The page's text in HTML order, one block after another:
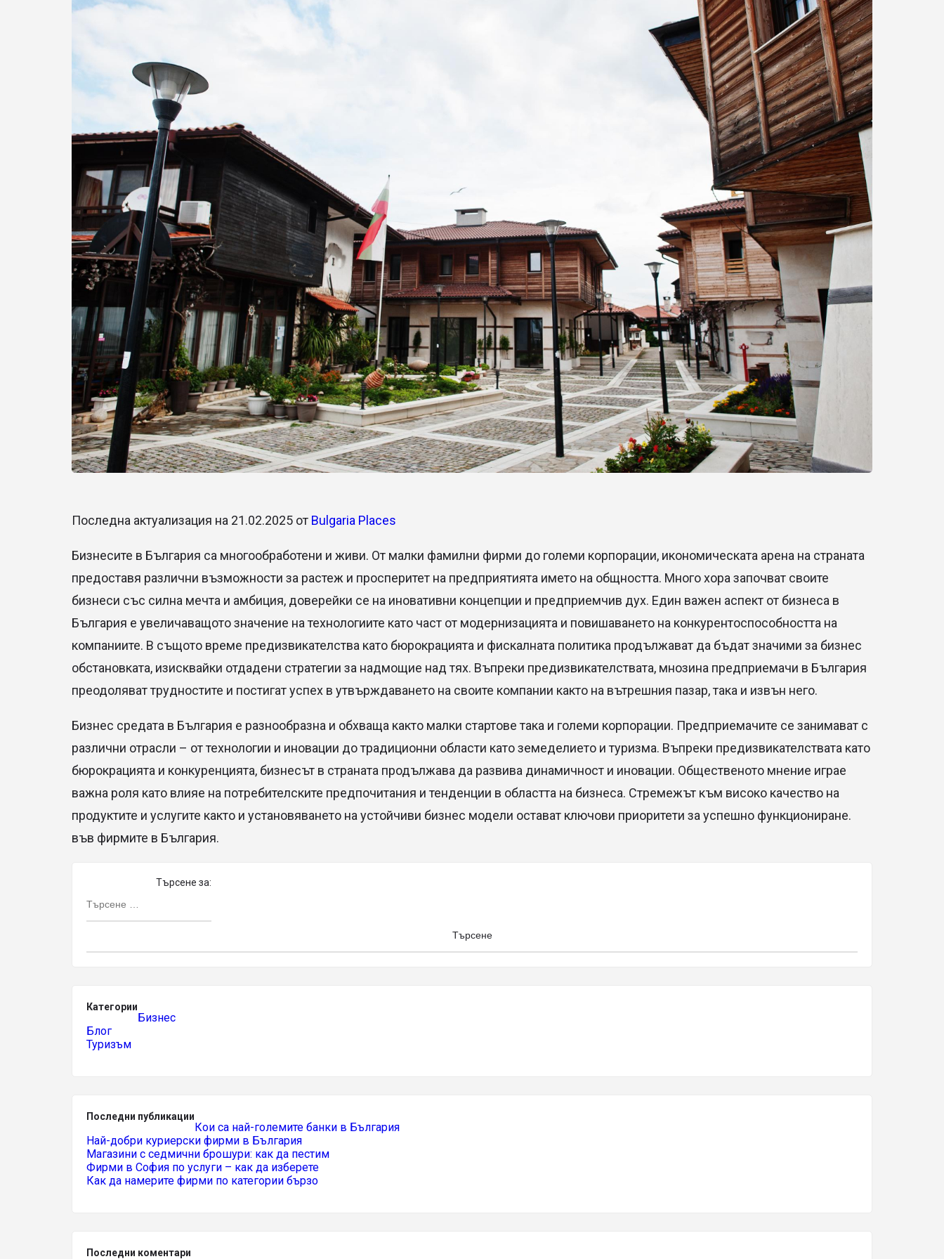
Последна актуализация на 21.02.2025 от Bulgaria Places
Бизнесите в България са многообработени и живи. От малки фамилни фирми до големи корпорации, икономическата арена на страната
предоставя различни възможности за растеж и просперитет на предприятията името на общността. Много хора започват своите
бизнеси със силна мечта и амбиция, доверейки се на иновативни концепции и предприемчив дух. Един важен аспект от бизнеса в
България е увеличаващото значение на технологиите като част от модернизацията и повишаването на конкурентоспособността на
компаниите. В същото време предизвикателства като бюрокрацията и фискалната политика продължават да бъдат значими за бизнес
обстановката, изисквайки отдадени стратегии за надмощие над тях. Въпреки предизвикателствата, мнозина предприемачи в България
преодоляват трудностите и постигат успех в утвърждаването на своите компании както на вътрешния пазар, така и извън него.
Бизнес средата в България е разнообразна и обхваща както малки стартове така и големи корпорации. Предприемачите се занимават с
различни отрасли – от технологии и иновации до традиционни области като земеделието и туризма. Въпреки предизвикателствата като
бюрокрацията и конкуренцията, бизнесът в страната продължава да развива динамичност и иновации. Общественото мнение играе
важна роля като влияе на потребителските предпочитания и тенденции в областта на бизнеса. Стремежът към високо качество на
продуктите и услугите както и установяването на устойчиви бизнес модели остават ключови приоритети за успешно функциониране.
във фирмите в България.
Търсене за:
Категории
Бизнес
Блог
Туризъм
Последни публикации
Кои са най-големите банки в България
Най-добри куриерски фирми в България
Магазини с седмични брошури: как да пестим
Фирми в София по услуги – как да изберете
Как да намерите фирми по категории бързо
Последни коментари